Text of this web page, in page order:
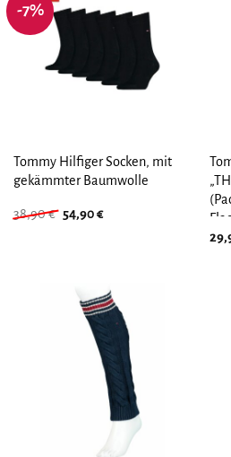
-7%
Tommy Hilfiger Socken, mit
gekämmter Baumwolle
38,90€ Ursprünglicher
54,90€Aktueller